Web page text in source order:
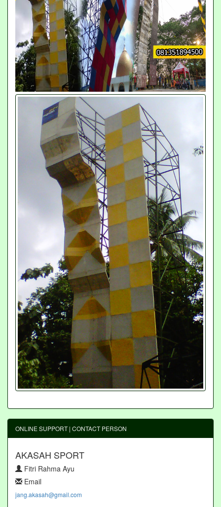
ONLINE SUPPORT | CONTACT PERSON
AKASAH SPORT
Fitri Rahma Ayu
Email
jang.akasah@gmail.com